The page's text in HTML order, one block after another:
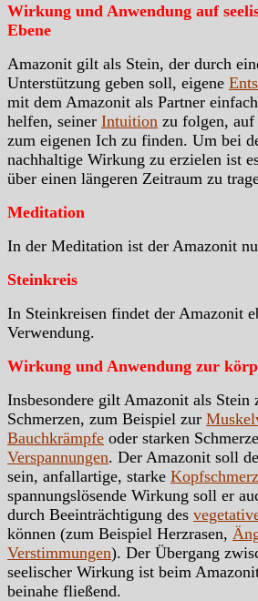
Wirkung und Anwendung auf
Ebene
Amazonit gilt als Stein, der durch
Unterstützung geben soll, eigene
mit dem Amazonit als Partner
helfen, seiner Intuition zu folgen, auf
zum eigenen Ich zu finden. Um bei
nachhaltige Wirkung zu erzielen ist
über einen längeren Zeitraum zu
Meditation
In der Meditation ist der Amazonit
Steinkreis
In Steinkreisen findet der Amazonit
Verwendung.
Wirkung und Anwendung zur
Insbesondere gilt Amazonit als
Schmerzen, zum Beispiel zur
Bauchkrämpfe oder starken
Verspannungen. Der Amazonit soll
sein, anfallartige, starke
spannungslösende Wirkung soll er
durch Beeinträchtigung des
können (zum Beispiel Herzrasen,
Verstimmungen). Der Übergang
seelischer Wirkung ist beim
beinahe fließend.